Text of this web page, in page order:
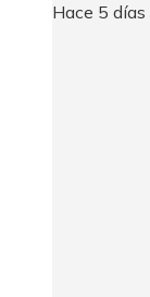
Hace 5 días